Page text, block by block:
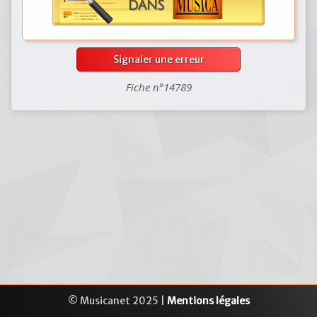
Signaler une erreur
Fiche n°14789
© Musicanet 2025 | Mentions légales